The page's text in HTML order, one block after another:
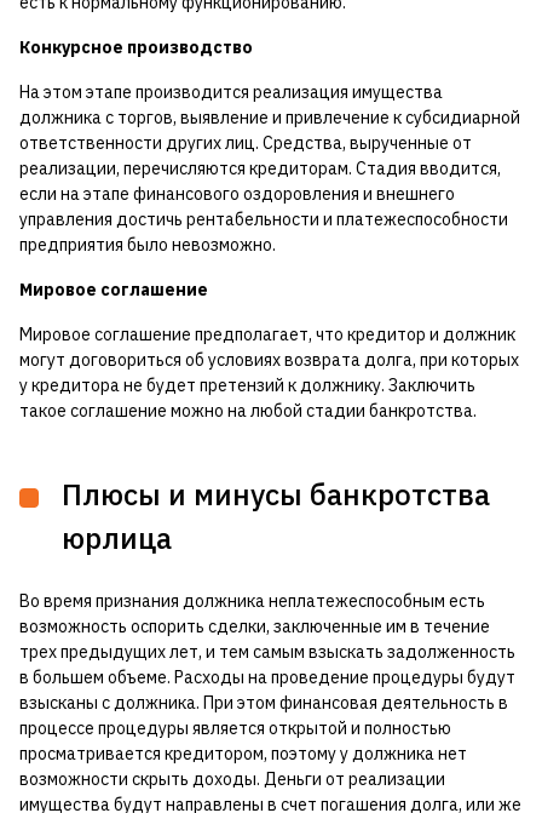
Конкурсное производство
На этом этапе производится реализация имущества
должника с торгов, выявление и привлечение к субсидиарной
ответственности других лиц. Средства, вырученные от
реализации, перечисляются кредиторам. Стадия вводится,
если на этапе финансового оздоровления и внешнего
управления достичь рентабельности и платежеспособности
предприятия было невозможно.
Мировое соглашение
Мировое соглашение предполагает, что кредитор и должник
могут договориться об условиях возврата долга, при которых
у кредитора не будет претензий к должнику. Заключить
такое соглашение можно на любой стадии банкротства.
Плюсы и минусы банкротства
юрлица
Во время признания должника неплатежеспособным есть
возможность оспорить сделки, заключенные им в течение
трех предыдущих лет, и тем самым взыскать задолженность
в большем объеме. Расходы на проведение процедуры будут
взысканы с должника. При этом финансовая деятельность в
процессе процедуры является открытой и полностью
просматривается кредитором, поэтому у должника нет
возможности скрыть доходы. Деньги от реализации
имущества будут направлены в счет погашения долга, или же